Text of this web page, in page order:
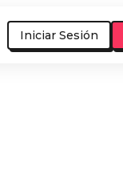
Iniciar Sesión